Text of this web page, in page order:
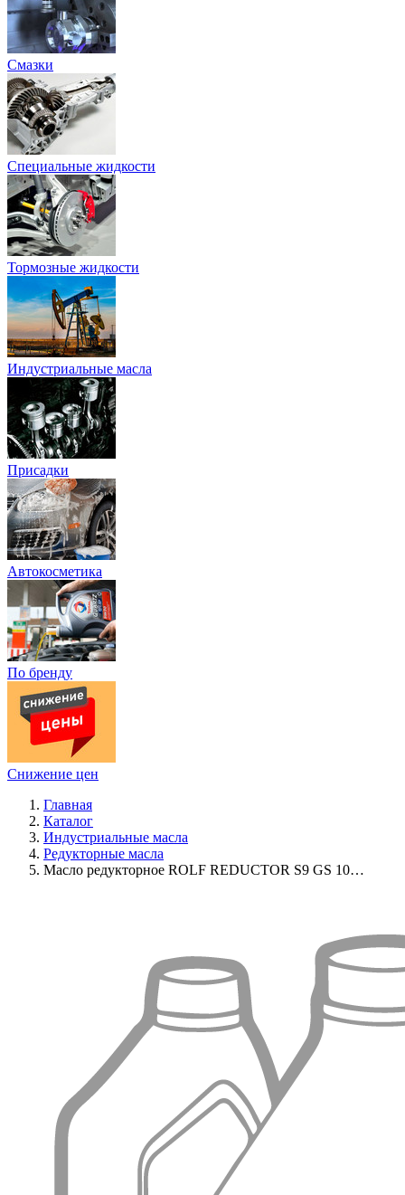
Смазки
Специальные жидкости
Тормозные жидкости
Индустриальные масла
Присадки
Автокосметика
По бренду
Снижение цен
Главная
Каталог
Индустриальные масла
Редукторные масла
Масло редукторное ROLF REDUCTOR S9 GS 10…